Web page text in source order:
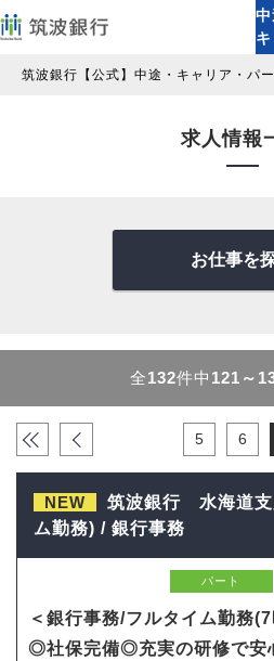
中
筑波銀行【公式】中途・キャリア・パ
求人情報
お仕事を
全132件中 121～
« ‹ 5 6
NEW
筑波銀行 水海道支
ム勤務) / 銀行事務
パート
＜銀行事務/フルタイム勤務
◎社保完備◎充実の研修で安